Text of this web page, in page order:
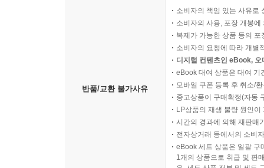
반품/교환 불가사유
소비자의 책임 있는 사유로
소비자의 사용, 포장 개봉
복제가 가능한 상품 등의
소비자의 요청에 따라 개별
디지털 컨텐츠인 eBook,
eBook 대여 상품은 대여 기
모바일 쿠폰 등록 후 취소/
중고상품이 구매확정(자동
LP상품의 재생 불량 원인
시간의 경과에 의해 재판매
전자상거래 등에서의 소비
eBook 세트 상품은 일괄 구
1개의 상품으로 취급 및 판